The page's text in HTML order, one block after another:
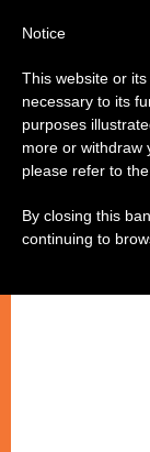
Notice
This website or
necessary to its
purposes
more or withdraw
please refer to the
By closing this
continuing to